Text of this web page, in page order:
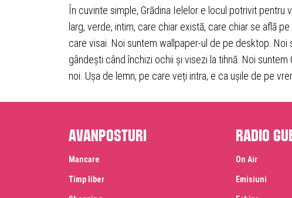
În cuvinte simple, Grădina Ielelor e locul potrivit pentru
larg, verde, intim, care chiar există, care chiar se află
care visai. Noi suntem wallpaper-ul de pe desktop.
gândești când închizi ochii și visezi la tihnă. Noi
noi. Ușa de lemn, pe care veți intra, e ca ușile de pe
Avanposturi
Mancare
Timp liber
Radio
On Air
Emisiuni